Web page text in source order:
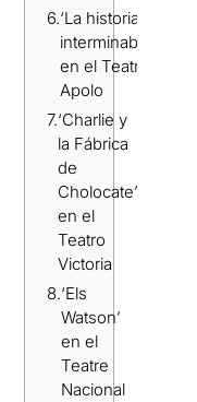
6.‘La historia
interminable’
en el Teatro
Apolo
7.‘Charlie y
la Fábrica
de
Cholocate’
en el
Teatro
Victoria
8.‘Els
Watson’
en el
Teatre
Nacional